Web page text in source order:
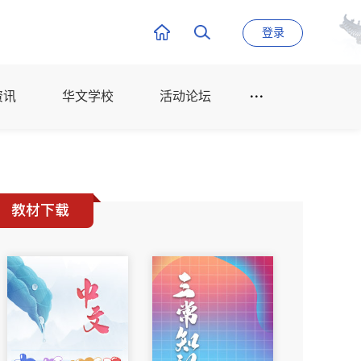
登录
讯 华文学校 活动论坛